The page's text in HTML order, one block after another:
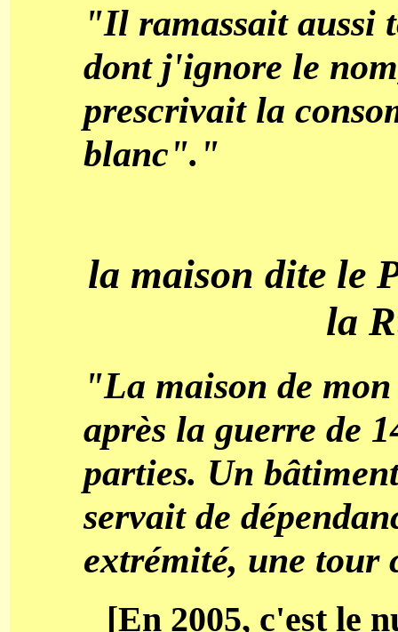
"Il ramassait aussi
dont j'ignore le
prescrivait la
blanc"."
la maison dite le
la
"La maison de
après la guerre de
parties. Un
servait de
extrémité, une tour
[En 2005, c'est le